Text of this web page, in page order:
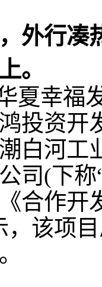
外行凑
。
幸福
投资开
白河工
司(下
合作开
，该项